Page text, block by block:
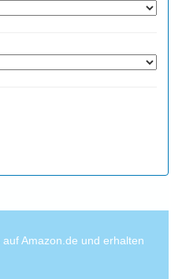
auf Amazon.de und erhalten